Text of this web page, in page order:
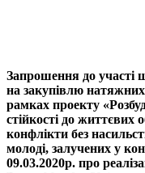
Запрошення до участі
на закупівлю натяжних
рамках проекту
стійкості до життєвих
конфлікти без
молоді, залучених у
09.03.2020р. про